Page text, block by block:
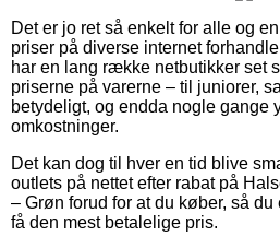
Det er jo ret så enkelt for alle og
priser på diverse internet
har en lang række netbutikker set
priserne på varerne – til juniorer,
betydeligt, og endda nogle gange
omkostninger.
Det kan dog til hver en tid blive
outlets på nettet efter rabat på
– Grøn forud for at du køber, så
få den mest betalelige pris.